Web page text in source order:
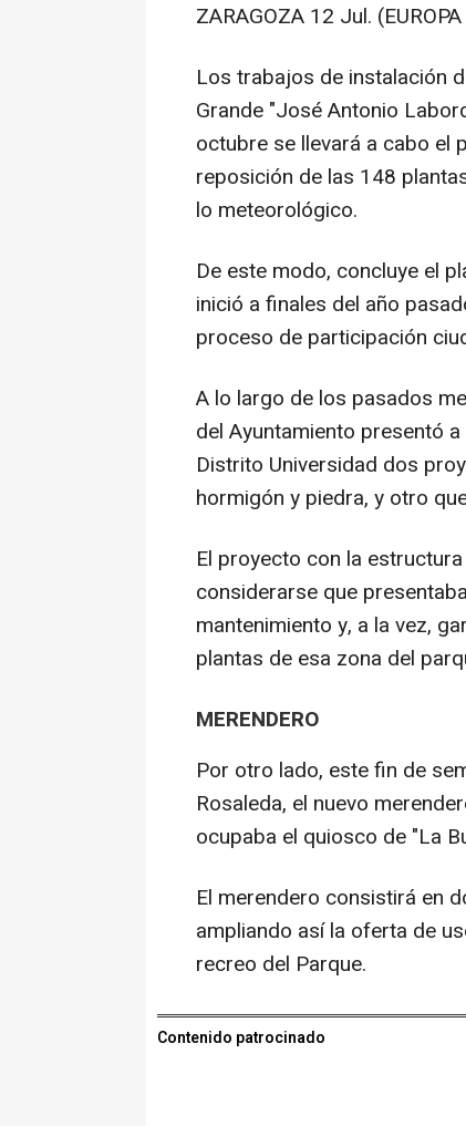
ZARAGOZA 12 Jul.
Los trabajos de instalación
Grande "José Antonio
octubre se llevará a cabo el
reposición de las 148
lo meteorológico.
De este modo, concluye el
inició a finales del año
proceso de participación
A lo largo de los pasados
del Ayuntamiento presentó
Distrito Universidad dos
hormigón y piedra, y otro
El proyecto con la
considerarse que
mantenimiento y, a la vez,
plantas de esa zona del
MERENDERO
Por otro lado, este fin de
Rosaleda, el nuevo
ocupaba el quiosco de "La
El merendero consistirá en
ampliando así la oferta de
recreo del Parque.
Contenido patrocinado